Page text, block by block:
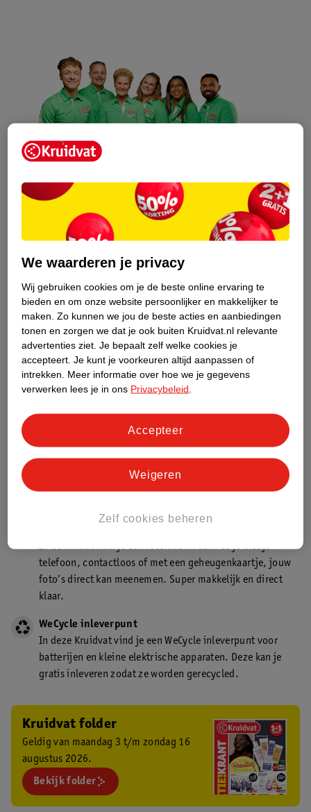
Kruidvat is een erkend specialist in
zelfzorg, ook online. Wat je
gezondheidsvraag ook is, stel hem aan
Stel je gezondheidsvraag
Ook in deze winkel
Kruidvat.nl ophaalpunt
Laat je bestelling snel en gemakkelijk bezorgen in de
Kruidvat is een gecertificeerd drogist. Dit betekent dat je
In de winkel vind je een fotokiosk waarmee je met je
telefoon, contactloos of met een geheugenkaartje, jouw
foto’s direct kan meenemen. Super makkelijk en direct
klaar.
WeCycle inleverpunt
In deze Kruidvat vind je een WeCycle inleverpunt voor
batterijen en kleine elektrische apparaten. Deze kan je
gratis inleveren zodat ze worden gerecycled.
Kruidvat folder
Geldig van maandag 3 t/m zondag 16
augustus 2026.
Bekijk folder
We waarderen je privacy
Wij gebruiken cookies om je de beste online ervaring te
bieden en om onze website persoonlijker en makkelijker te
maken. Zo kunnen we jou de beste acties en aanbiedingen
tonen en zorgen we dat je ook buiten Kruidvat.nl relevante
advertenties ziet. Je bepaalt zelf welke cookies je
accepteert. Je kunt je voorkeuren altijd aanpassen of
intrekken.
Meer informatie over hoe we je gegevens
verwerken lees je in ons Privacybeleid
Zelf cookies beheren
Weigeren
Accepteer